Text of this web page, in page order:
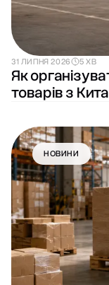
31 ЛИПНЯ 2026 5 ХВ
Як
товарів з
НОВИНИ